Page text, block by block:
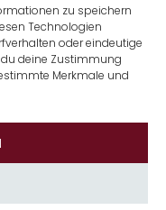
zu speichern
Technologien
oder eindeutige
du deine Zustimmung
Merkmale und